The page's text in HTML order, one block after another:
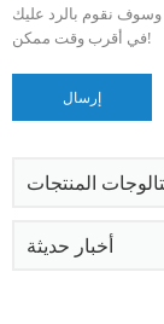
وسوف نقوم بالرد عليك
في أقرب وقت ممكن!
المنتجات
أخبار حديثة